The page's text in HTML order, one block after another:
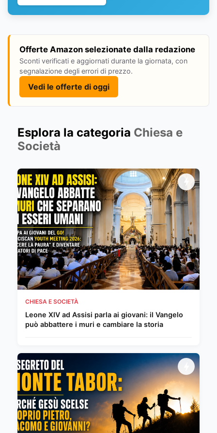
Offerte Amazon selezionate dalla redazione
Sconti verificati e aggiornati durante la giornata, con
segnalazione degli errori di prezzo.
Vedi le offerte di oggi
Esplora la categoria Chiesa e
Società
CHIESA E SOCIETÀ
Leone XIV ad Assisi parla ai giovani: il Vangelo
può abbattere i muri e cambiare la storia